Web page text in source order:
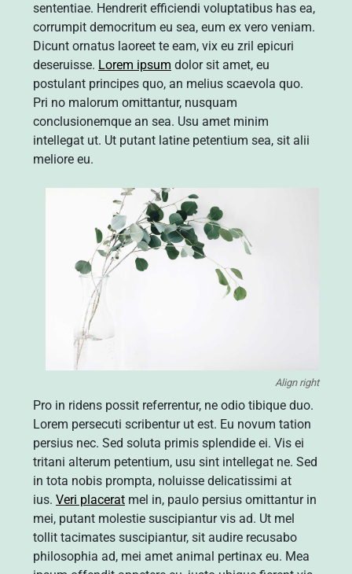
sententiae. Hendrerit efficiendi voluptatibus has ea,
corrumpit democritum eu sea, eum ex vero veniam.
Dicunt ornatus laoreet te eam, vix eu zril epicuri
deseruisse. Lorem ipsum dolor sit amet, eu
postulant principes quo, an melius scaevola quo.
Pri no malorum omittantur, nusquam
conclusionemque an sea. Usu amet minim
intellegat ut. Ut putant latine petentium sea, sit alii
meliore eu.
Align right
Pro in ridens possit referrentur, ne odio tibique duo.
Lorem persecuti scribentur ut est. Eu novum tation
persius nec. Sed soluta primis splendide ei. Vis ei
tritani alterum petentium, usu sint intellegat ne. Sed
in tota nobis prompta, noluisse delicatissimi at
ius. Veri placerat mel in, paulo persius omittantur in
mei, putant molestie suscipiantur vis ad. Ut mel
tollit tacimates suscipiantur, sit audire recusabo
philosophia ad, mei amet animal pertinax eu. Mea